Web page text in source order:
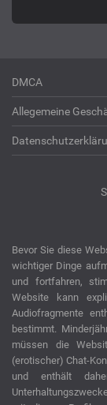
DMCA
Allegemeine
Bevor Sie diese
wichtiger Dinge
und fortfahren,
Website kann
Audiofragmente
bestimmt.
müssen die
(erotischer) Chat-
und enthält